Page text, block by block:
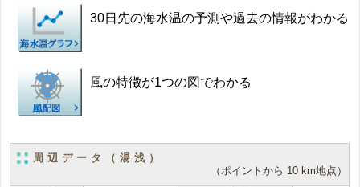
30日先の海水温の予測や過去の情報がわかる
風の特徴が1つの図でわかる
周辺データ（湯浅）
（ポイントから 10 km地点）